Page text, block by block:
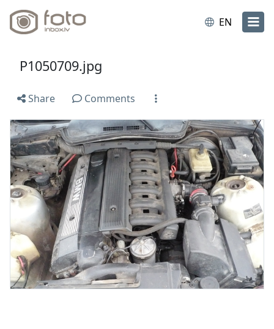
EN
P1050709.jpg
Share Comments